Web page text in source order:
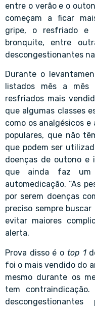
entre o verão e o
começam a ficar
gripe, o resfriado e
bronquite, entre
descongestionantes
Durante o
listados mês a mês
resfriados mais
que algumas classes
como os analgésicos
populares, que não
que podem ser
doenças de outono e
que ainda faz um
automedicação. “As
por serem doenças
preciso sempre
evitar maiores
alerta.
Prova disso é o top 1
foi o mais vendido do
mesmo durante os
tem